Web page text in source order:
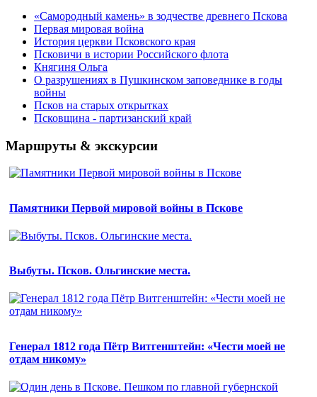
«Самородный камень» в зодчестве древнего Пскова
Первая мировая война
История церкви Псковского края
Псковичи в истории Российского флота
Княгиня Ольга
О разрушениях в Пушкинском заповеднике в годы
войны
Псков на старых открытках
Псковщина - партизанский край
Маршруты & экскурсии
Памятники Первой мировой войны в Пскове
Выбуты. Псков. Ольгинские места.
Генерал 1812 года Пётр Витгенштейн: «Чести моей не
отдам никому»